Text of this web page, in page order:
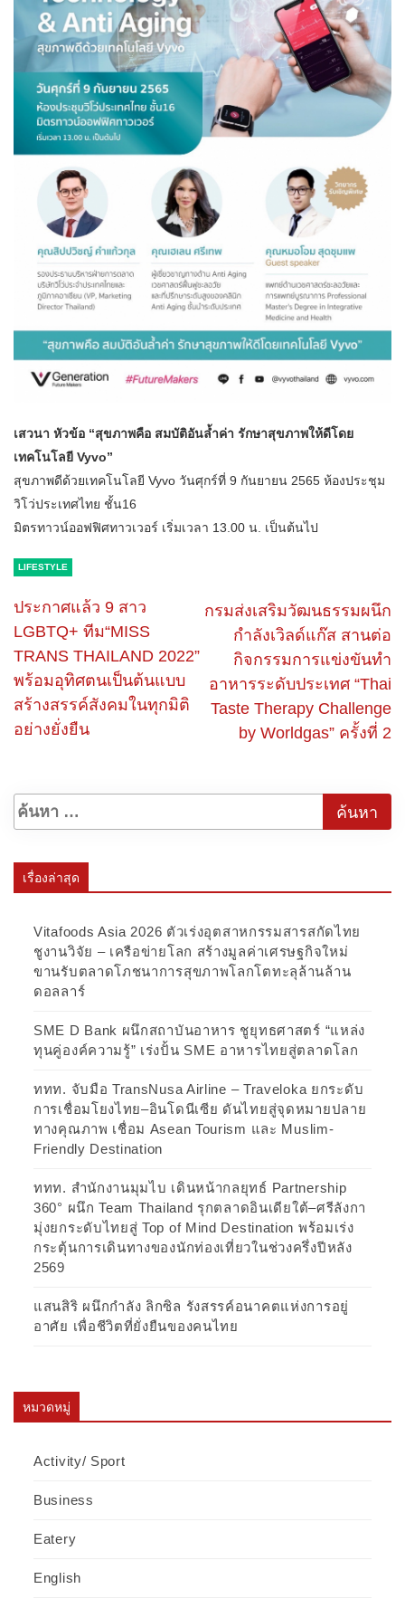
เสวนา หัวข้อ “สุขภาพคือ สมบัติอันล้ำค่า รักษาสุขภาพให้ดีโดย
เทคโนโลยี Vyvo”
สุขภาพดีด้วยเทคโนโลยี Vyvo วันศุกร์ที่ 9 กันยายน 2565 ห้องประชุม
วิโว่ประเทศไทย ชั้น16
มิตรทาวน์ออฟฟิศทาวเวอร์ เริ่มเวลา 13.00 น. เป็นต้นไป
LIFESTYLE
ประกาศ​แล้ว​ 9 สาว
LGBTQ+ ทีม“MISS
TRANS THAILAND 2022”
พร้อมอุทิศตนเป็นต้นแบบ
สร้างสรรค์สังคมในทุกมิติ
อย่างยั่งยืน
กรมส่งเสริมวัฒนธรรมผนึก
กำลังเวิลด์แก๊ส สานต่อ
กิจกรรมการแข่งขันทำ
อาหารระดับประเทศ “Thai
Taste Therapy Challenge
by Worldgas” ครั้งที่ 2
เรื่องล่าสุด
Vitafoods Asia 2026 ตัวเร่งอุตสาหกรรมสารสกัดไทย
ชูงานวิจัย – เครือข่ายโลก สร้างมูลค่าเศรษฐกิจใหม่
ขานรับตลาดโภชนาการสุขภาพโลกโตทะลุล้านล้าน
ดอลลาร์
SME D Bank ผนึกสถาบันอาหาร ชูยุทธศาสตร์ “แหล่ง
ทุนคู่องค์ความรู้” เร่งปั้น SME อาหารไทยสู่ตลาดโลก
ททท. จับมือ TransNusa Airline – Traveloka ยกระดับ
การเชื่อมโยงไทย–อินโดนีเซีย ดันไทยสู่จุดหมายปลาย
ทางคุณภาพ เชื่อม Asean Tourism และ Muslim-
Friendly Destination
ททท. สำนักงานมุมไบ เดินหน้ากลยุทธ์ Partnership
360° ผนึก Team Thailand รุกตลาดอินเดียใต้–ศรีลังกา
มุ่งยกระดับไทยสู่ Top of Mind Destination พร้อมเร่ง
กระตุ้นการเดินทางของนักท่องเที่ยวในช่วงครึ่งปีหลัง
2569
แสนสิริ ผนึกกำลัง ลิกซิล รังสรรค์อนาคตแห่งการอยู่
อาศัย เพื่อชีวิตที่ยั่งยืนของคนไทย
หมวดหมู่
Activity/ Sport
Business
Eatery
English